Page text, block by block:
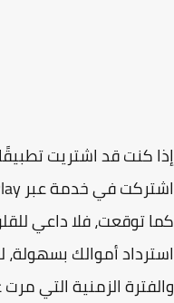
كنت قد اشتريت تطبيقًا،
أموالك بسهولة،
الزمنية التي مرت